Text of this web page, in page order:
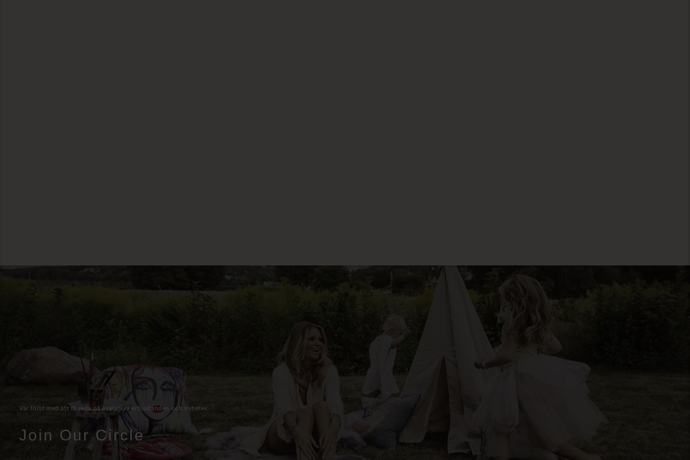
Var först med att få reda på exklusiva erbjudanden och nyheter.
Join Our Circle